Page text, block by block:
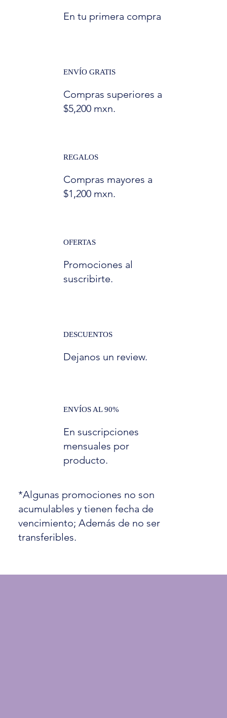
En tu primera compra
ENVÍO GRATIS
Compras superiores a
$5,200 mxn.
REGALOS
Compras mayores a
$1,200 mxn.
OFERTAS
Promociones al
suscribirte.
DESCUENTOS
Dejanos un review.
ENVÍOS AL 90%
En suscripciones
mensuales por
producto.
*Algunas promociones no son
acumulables y tienen fecha de
vencimiento; Además de no ser
transferibles.